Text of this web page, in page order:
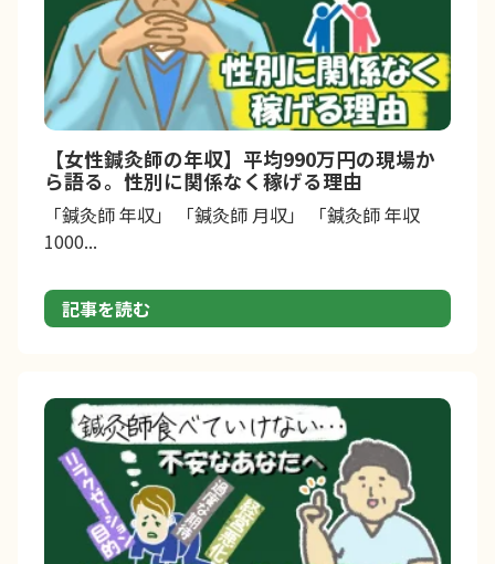
【女性鍼灸師の年収】平均990万円の現場か
ら語る。性別に関係なく稼げる理由
「鍼灸師 年収」 「鍼灸師 月収」 「鍼灸師 年収
1000...
記事を読む